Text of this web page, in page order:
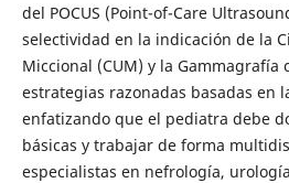
del POCUS (Point-of-Care
selectividad en la indicación de la
Miccional (CUM) y la Gammagrafía
estrategias razonadas basadas en
enfatizando que el pediatra debe
básicas y trabajar de forma
especialistas en nefrología,